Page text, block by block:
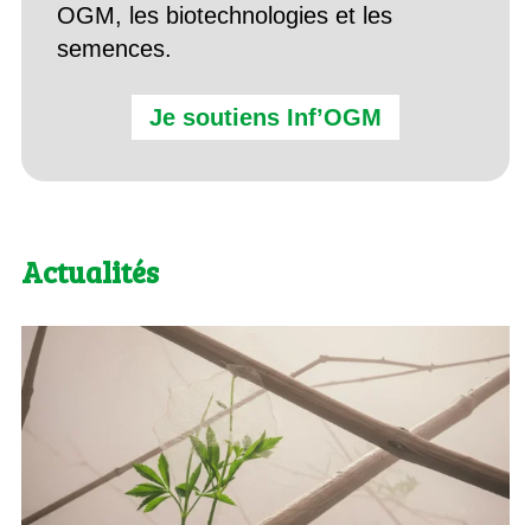
OGM, les biotechnologies et les
semences.
Je soutiens Inf’OGM
Actualités